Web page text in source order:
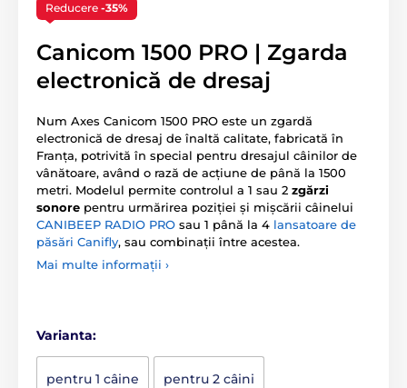
Reducere -35%
Canicom 1500 PRO | Zgarda
electronică de dresaj
Num Axes Canicom 1500 PRO este un zgardă
electronică de dresaj de înaltă calitate, fabricată în
Franța, potrivită în special pentru dresajul câinilor de
vânătoare, având o rază de acțiune de până la 1500
metri. Modelul permite controlul a 1 sau 2 zgărzi
sonore pentru urmărirea poziției și mișcării câinelui
CANIBEEP RADIO PRO sau 1 până la 4 lansatoare de
păsări Canifly, sau combinații între acestea.
Mai multe informații ›
Varianta:
pentru 1 câine pentru 2 câini